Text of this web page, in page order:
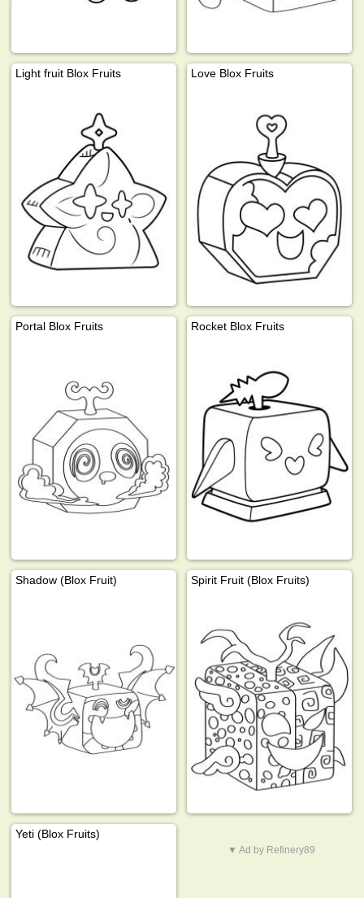
Light fruit Blox Fruits Love Blox Fruits
Portal Blox Fruits Rocket Blox Fruits
Shadow (Blox Fruit) Spirit Fruit (Blox Fruits)
Yeti (Blox Fruits)
▼ Ad by Refinery89